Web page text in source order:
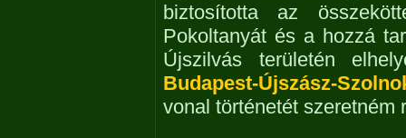
biztosította az
Pokoltanyát és a hozzá
Újszilvás területén
Budapest-Újszász-
vonal történetét szeretném